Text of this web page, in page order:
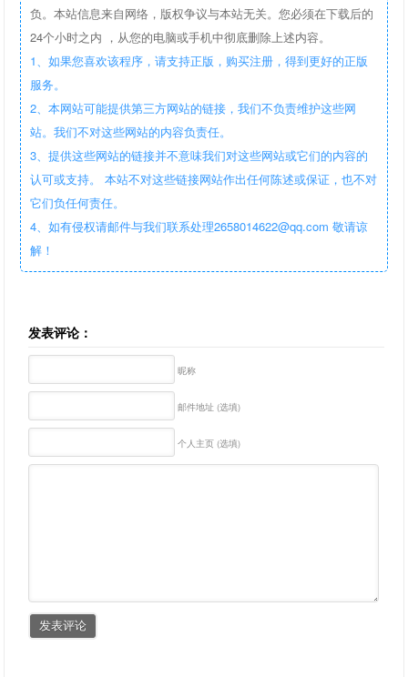
负。本站信息来自网络，版权争议与本站无关。您必须在下载后的
24个小时之内 ，从您的电脑或手机中彻底删除上述内容。
1、如果您喜欢该程序，请支持正版，购买注册，得到更好的正版
服务。
2、本网站可能提供第三方网站的链接，我们不负责维护这些网
站。我们不对这些网站的内容负责任。
3、提供这些网站的链接并不意味我们对这些网站或它们的内容的
认可或支持。 本站不对这些链接网站作出任何陈述或保证，也不对
它们负任何责任。
4、如有侵权请邮件与我们联系处理2658014622@qq.com 敬请谅
解！
发表评论：
昵称
邮件地址 (选填)
个人主页 (选填)